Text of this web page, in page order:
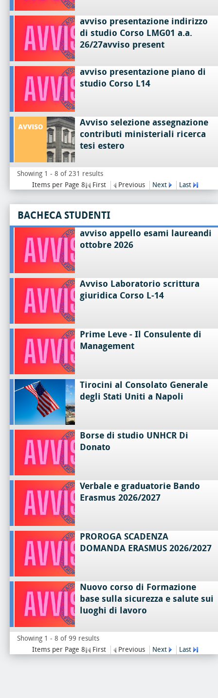
avviso presentazione indirizzo
di studio Corso LMG01 a.a.
26/27avviso present
avviso presentazione piano di
studio Corso L14
Avviso selezione assegnazione
contributi ministeriali ricerca
tesi estero
Showing 1 - 8 of 231 results
Items per Page 8
First Previous Next Last
BACHECA STUDENTI
avviso appello esami laureandi
ottobre 2026
Avviso Laboratorio scrittura
giuridica Corso L-14
Prime Leve - Il Consulente di
Management
Tirocini al Consolato Generale
degli Stati Uniti a Napoli
Borse di studio UNHCR Di
Donato
Verbale e graduatorie Bando
Erasmus 2026/2027
PROROGA SCADENZA
DOMANDA ERASMUS 2026/2027
Nuovo corso di Formazione
base sulla sicurezza e salute sui
luoghi di lavoro
Showing 1 - 8 of 99 results
Items per Page 8
First Previous Next Last